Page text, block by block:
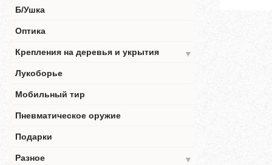
Б/Ушка
Оптика
Крепления на деревья и укрытия
▼
Лукоборье
Мобильный тир
Пневматическое оружие
Подарки
Разное
▼